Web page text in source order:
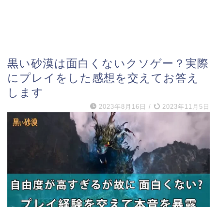
黒い砂漠は面白くないクソゲー？実際
にプレイをした感想を交えてお答え
します
2023年8月16日 / 2023年11月5日